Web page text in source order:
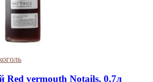
Red vermouth Notails, 0,7л